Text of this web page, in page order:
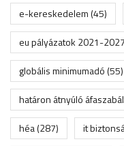
e-kereskedelem(45)
eu pályázatok 2021-2027
globális minimumadó(55)
határon átnyúló
héa(287) it